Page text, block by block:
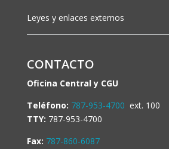
Leyes y enlaces externos
CONTACTO
Oficina Central y CGU
Teléfono: 787-953-4700 ext. 100
TTY: 787-953-4700
Fax: 787-860-6087